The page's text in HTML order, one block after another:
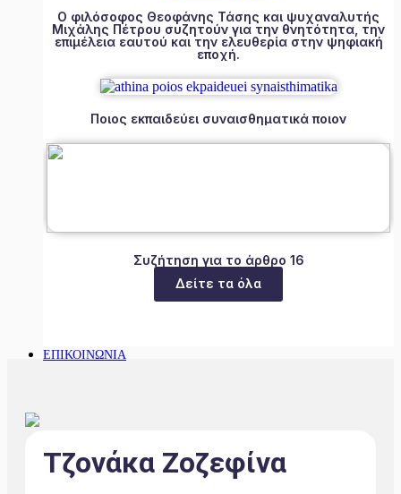
Ο φιλόσοφος Θεοφάνης Τάσης και ψυχαναλυτής
Μιχάλης Πέτρου συζητούν για την θνητότητα, την
επιμέλεια εαυτού και την ελευθερία στην ψηφιακή
εποχή.
Ποιος εκπαιδεύει συναισθηματικά ποιον
Συζήτηση για το άρθρο 16
Δείτε τα όλα
ΕΠΙΚΟΙΝΩΝΙΑ
Τζονάκα Ζοζεφίνα